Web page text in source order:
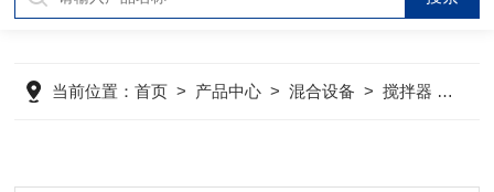
当前位置：首页 > 产品中心 >混合设备 >搅拌器